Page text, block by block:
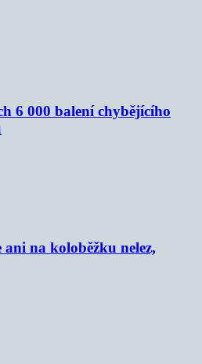
6 000 balení chybějícího
na koloběžku nelez,